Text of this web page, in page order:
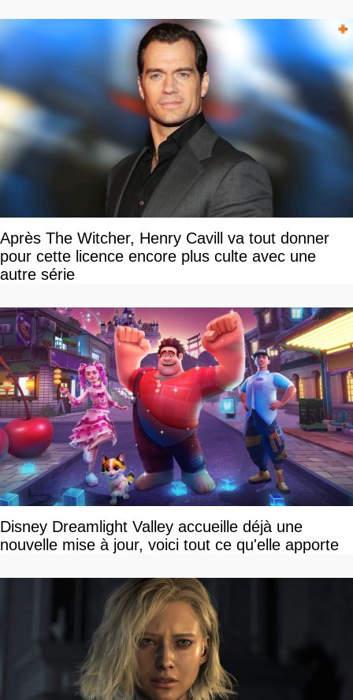
Après The Witcher, Henry Cavill va tout donner
pour cette licence encore plus culte avec une
autre série
Disney Dreamlight Valley accueille déjà une
nouvelle mise à jour, voici tout ce qu'elle apporte